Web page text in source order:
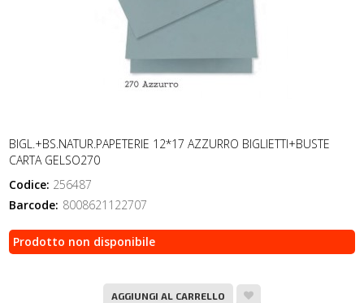
BIGL.+BS.NATUR.PAPETERIE 12*17 AZZURRO BIGLIETTI+BUSTE
CARTA GELSO270
Codice: 256487
Barcode: 8008621122707
Prodotto non disponibile
AGGIUNGI AL CARRELLO